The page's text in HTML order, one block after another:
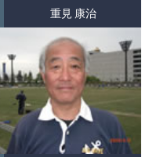
重見 康治